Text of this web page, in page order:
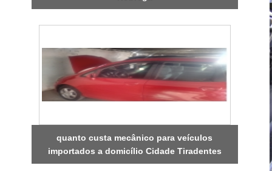
quanto custa mecânico para veículos
importados a domicílio Cidade Tiradentes